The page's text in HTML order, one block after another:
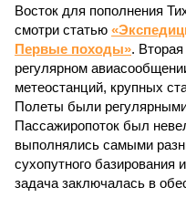
Восток для пополнения
смотри статью
Первые походы».
регулярном
метеостанций, крупных
Полеты были
Пассажиропоток был
выполнялись самыми
сухопутного базирования
задача заключалась в